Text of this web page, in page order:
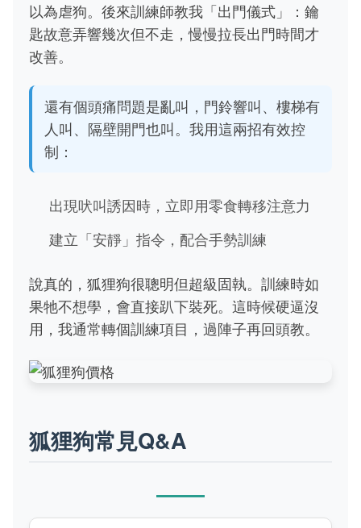
以為虐狗。後來訓練師教我「出門儀式」：鑰
匙故意弄響幾次但不走，慢慢拉長出門時間才
改善。
還有個頭痛問題是亂叫，門鈴響叫、樓梯有
人叫、隔壁開門也叫。我用這兩招有效控
制：
出現吠叫誘因時，立即用零食轉移注意力
建立「安靜」指令，配合手勢訓練
說真的，狐狸狗很聰明但超級固執。訓練時如
果牠不想學，會直接趴下裝死。這時候硬逼沒
用，我通常轉個訓練項目，過陣子再回頭教。
狐狸狗常見Q&A